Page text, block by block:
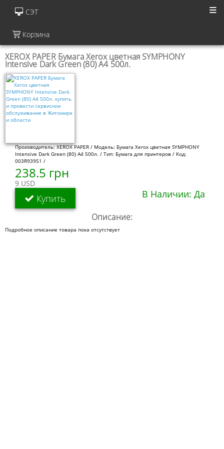
СЭТ
Корзина
XEROX PAPER Бумага Xerox цветная SYMPHONY
Intensive Dark Green (80) A4 500л.
Производитель: XEROX PAPER / Модель: Бумага Xerox цветная SYMPHONY
Intensive Dark Green (80) A4 500л. / Тип: Бумага для принтеров / Код:
003R93951 /
238.5 грн
9 USD
Купить В Наличии: Да
Описание:
Подробное описание товара пока отсутствует